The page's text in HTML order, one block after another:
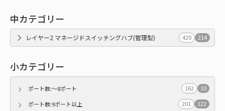
中カテゴリー
レイヤー2 マネージドスイッチングハブ(管理型) 420 214
小カテゴリー
ポート数:～8ポート 162
10
ポート数:9ポート以上
201
122